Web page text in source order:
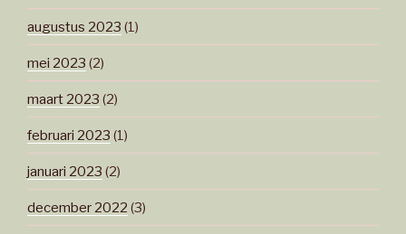
augustus 2023 (1)
mei 2023 (2)
maart 2023 (2)
februari 2023 (1)
januari 2023 (2)
december 2022 (3)